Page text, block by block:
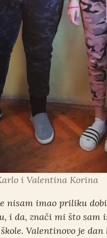
i Valentina Korina
nisam imao priliku
i da, znači mi što sam
Valentinovo je dan